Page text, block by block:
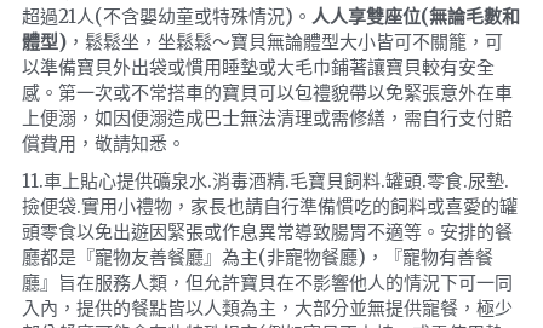
超過21人(不含嬰幼童或特殊情況)。 人人享雙座位(無論毛數和
體型)，鬆鬆坐，坐鬆鬆～寶貝無論體型大小皆可不關籠，可
以準備寶貝外出袋或慣用睡墊或大毛巾鋪著讓寶貝較有安全
感。第一次或不常搭車的寶貝可以包禮貌帶以免緊張意外在車
上便溺，如因便溺造成巴士無法清理或需修繕，需自行支付賠
償費用，敬請知悉。
11.車上貼心提供礦泉水.消毒酒精.毛寶貝飼料.罐頭.零食.尿墊.
撿便袋.實用小禮物，家長也請自行準備慣吃的飼料或喜愛的罐
頭零食以免出遊因緊張或作息異常導致腸胃不適等。安排的餐
廳都是『寵物友善餐廳』為主(非寵物餐廳)，『寵物有善餐
廳』旨在服務人類，但允許寶貝在不影響他人的情況下可一同
入內，提供的餐點皆以人類為主，大部分並無提供寵餐，極少